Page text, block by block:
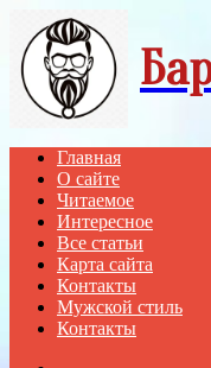
Главная
О сайте
Читаемое
Интересное
Все статьи
Карта сайта
Контакты
Мужской стиль
Контакты